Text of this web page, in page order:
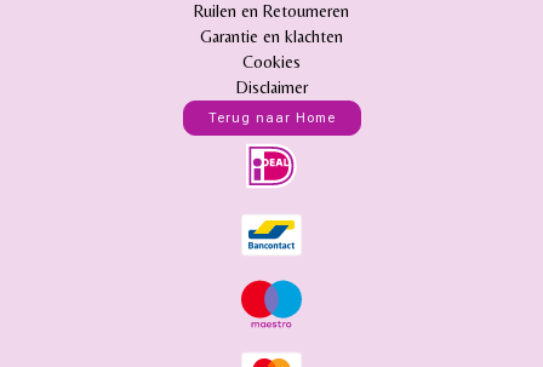
Ruilen en Retourneren
Garantie en klachten
Cookies
Disclaimer
Terug naar Home